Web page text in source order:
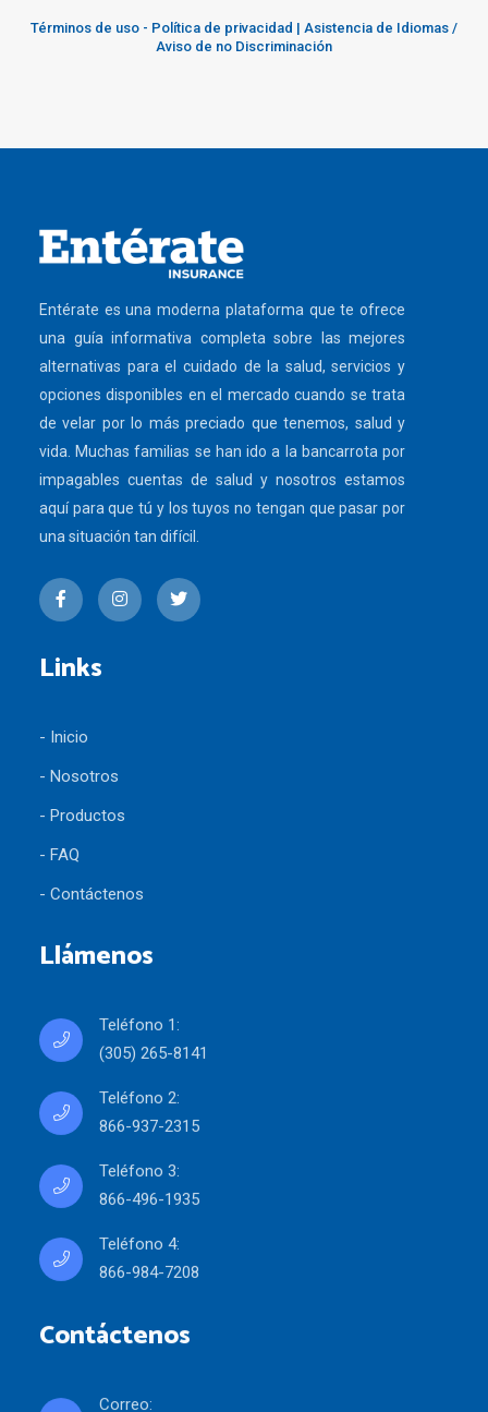
Términos de uso - Política de privacidad | Asistencia de Idiomas /
Aviso de no Discriminación
Entérate es una moderna plataforma que te ofrece
una guía informativa completa sobre las mejores
alternativas para el cuidado de la salud, servicios y
opciones disponibles en el mercado cuando se trata
de velar por lo más preciado que tenemos, salud y
vida. Muchas familias se han ido a la bancarrota por
impagables cuentas de salud y nosotros estamos
aquí para que tú y los tuyos no tengan que pasar por
una situación tan difícil.
Links
- Inicio
- Nosotros
- Productos
- FAQ
- Contáctenos
Llámenos
Teléfono 1:
(305) 265-8141
Teléfono 2:
866-937-2315
Teléfono 3:
866-496-1935
Teléfono 4:
866-984-7208
Contáctenos
Correo: